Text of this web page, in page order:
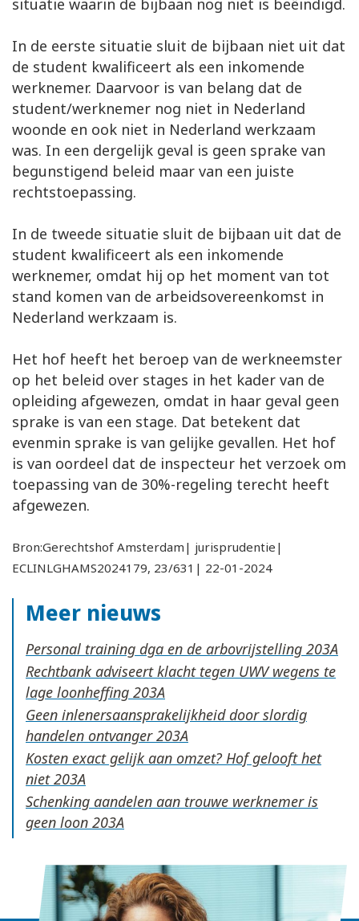
situatie waarin de bijbaan nog niet is beëindigd.
In de eerste situatie sluit de bijbaan niet uit dat
de student kwalificeert als een inkomende
werknemer. Daarvoor is van belang dat de
student/werknemer nog niet in Nederland
woonde en ook niet in Nederland werkzaam
was. In een dergelijk geval is geen sprake van
begunstigend beleid maar van een juiste
rechtstoepassing.
In de tweede situatie sluit de bijbaan uit dat de
student kwalificeert als een inkomende
werknemer, omdat hij op het moment van tot
stand komen van de arbeidsovereenkomst in
Nederland werkzaam is.
Het hof heeft het beroep van de werkneemster
op het beleid over stages in het kader van de
opleiding afgewezen, omdat in haar geval geen
sprake is van een stage. Dat betekent dat
evenmin sprake is van gelijke gevallen. Het hof
is van oordeel dat de inspecteur het verzoek om
toepassing van de 30%-regeling terecht heeft
afgewezen.
Bron:Gerechtshof Amsterdam| jurisprudentie|
ECLINLGHAMS2024179, 23/631| 22-01-2024
Meer nieuws
Personal training dga en de arbovrijstelling
Rechtbank adviseert klacht tegen UWV wegens te
lage loonheffing
Geen inlenersaansprakelijkheid door slordig
handelen ontvanger
Kosten exact gelijk aan omzet? Hof gelooft het
niet
Schenking aandelen aan trouwe werknemer is
geen loon